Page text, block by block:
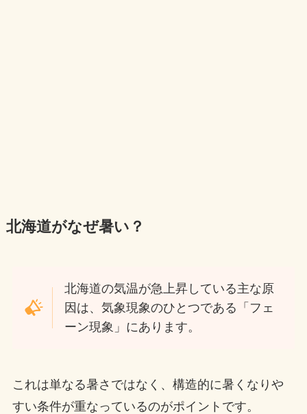
北海道がなぜ暑い？
北海道の気温が急上昇している主な原
因は、気象現象のひとつである「フェ
ーン現象」にあります。
これは単なる暑さではなく、構造的に暑くなりや
すい条件が重なっているのがポイントです。